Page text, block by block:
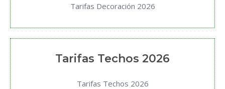
Tarifas Decoración 2026
Tarifas Techos 2026
Tarifas Techos 2026